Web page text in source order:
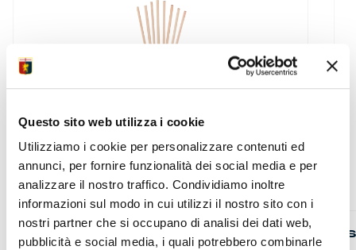
Questo sito web utilizza i cookie
Utilizziamo i cookie per personalizzare contenuti ed
annunci, per fornire funzionalità dei social media e per
analizzare il nostro traffico. Condividiamo inoltre
informazioni sul modo in cui utilizzi il nostro sito con i
nostri partner che si occupano di analisi dei dati web,
pubblicità e social media, i quali potrebbero combinarle
DIFFUSORE PER AMBIENTE